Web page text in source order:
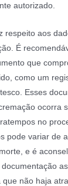
autorizado.
respeito aos
É
que
como um
Esses
ocorra
no
pode variar de
e é
não haja